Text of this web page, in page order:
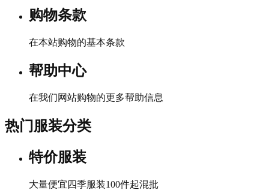
购物条款
在本站购物的基本条款
帮助中心
在我们网站购物的更多帮助信息
热门服装分类
特价服装
大量便宜四季服装100件起混批